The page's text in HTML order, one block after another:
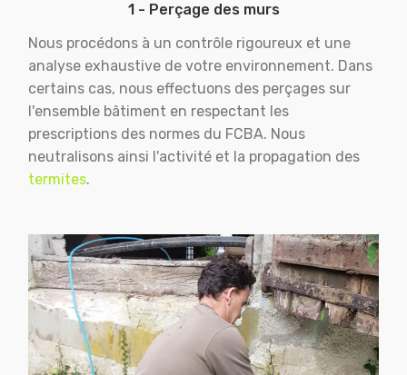
1 - Perçage des murs
Nous procédons à un contrôle rigoureux et une
analyse exhaustive de votre environnement. Dans
certains cas, nous effectuons des perçages sur
l'ensemble bâtiment en respectant les
prescriptions des normes du FCBA. Nous
neutralisons ainsi l'activité et la propagation des
termites.